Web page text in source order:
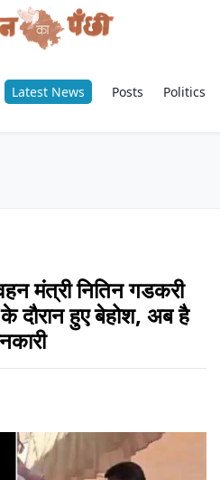
Latest News Posts Politics
मंत्री नितिन गडकरी
दौरान हुए बेहोश, अब है